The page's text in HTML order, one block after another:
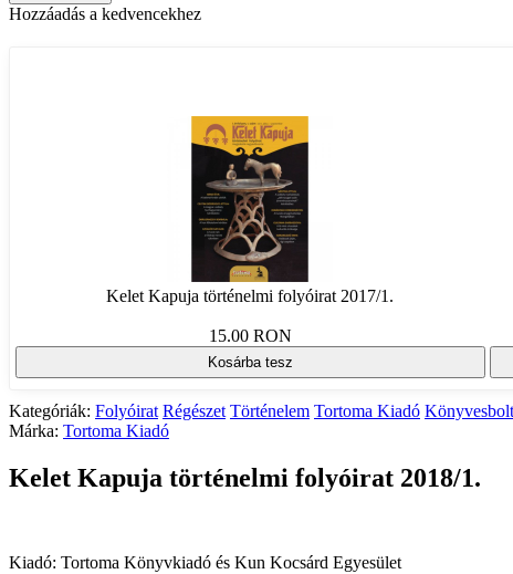
Hozzáadás a kedvencekhez
Kelet Kapuja történelmi folyóirat 2017/1.
15.00 RON
Kosárba tesz
Kategóriák: Folyóirat Régészet Történelem Tortoma Kiadó Könyvesbolt
Márka: Tortoma Kiadó
Kelet Kapuja történelmi folyóirat 2018/1.
Kiadó: Tortoma Könyvkiadó és Kun Kocsárd Egyesület